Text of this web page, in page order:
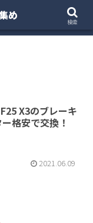
注文住宅
X3のブレーキ
格安で交換！
2021.06.09
め
検索